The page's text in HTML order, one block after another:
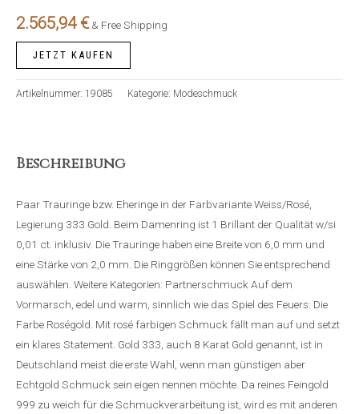
2.565,94€ & Free Shipping
JETZT KAUFEN
Artikelnummer: 19085 Kategorie: Modeschmuck
Beschreibung
Paar Trauringe bzw. Eheringe in der Farbvariante Weiss/Rosé,
Legierung 333 Gold. Beim Damenring ist 1 Brillant der Qualität w/si
0,01 ct. inklusiv. Die Trauringe haben eine Breite von 6,0 mm und
eine Stärke von 2,0 mm. Die Ringgrößen können Sie entsprechend
auswählen. Weitere Kategorien: Partnerschmuck Auf dem
Vormarsch, edel und warm, sinnlich wie das Spiel des Feuers: Die
Farbe Roségold. Mit rosé farbigen Schmuck fällt man auf und setzt
ein klares Statement. Gold 333, auch 8 Karat Gold genannt, ist in
Deutschland meist die erste Wahl, wenn man günstigen aber
Echtgold Schmuck sein eigen nennen möchte. Da reines Feingold
999 zu weich für die Schmuckverarbeitung ist, wird es mit anderen